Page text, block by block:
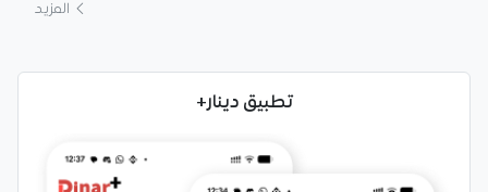
المزيد
تطبيق دينار+